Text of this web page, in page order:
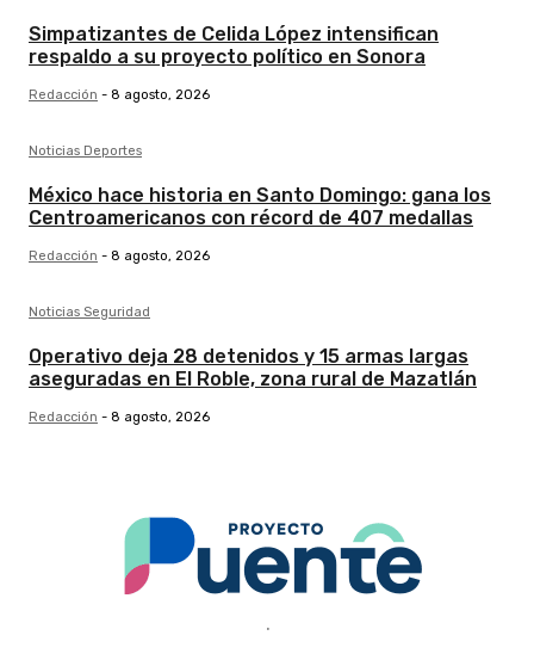
Simpatizantes de Celida López intensifican
respaldo a su proyecto político en Sonora
Redacción - 8 agosto, 2026
Noticias Deportes
México hace historia en Santo Domingo: gana los
Centroamericanos con récord de 407 medallas
Redacción - 8 agosto, 2026
Noticias Seguridad
Operativo deja 28 detenidos y 15 armas largas
aseguradas en El Roble, zona rural de Mazatlán
Redacción - 8 agosto, 2026
.